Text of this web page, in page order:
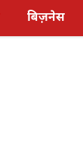
बिज़नेस